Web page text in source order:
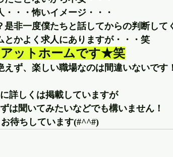
・・・怖いイメージ・・・
非一度僕たちと話してからの判断して
とかよく求人にありますが・・・笑
ットホームです★笑
ず、楽しい職場なのは間違いないです
に詳しくは掲載していますが
は聞いてみたいなどでも構いません！
お待ちしています(#^^#)